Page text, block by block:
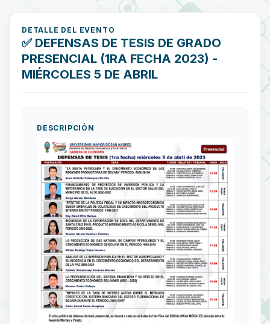
DETALLE DEL EVENTO
✅ DEFENSAS DE TESIS DE GRADO
PRESENCIAL (1RA FECHA 2023) -
MIÉRCOLES 5 DE ABRIL
DESCRIPCIÓN